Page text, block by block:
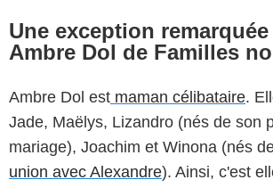
Une exception
Ambre Dol de Familles
Ambre Dol est maman célibataire.
Jade, Maëlys, Lizandro (nés de son
mariage), Joachim et Winona (nés
union avec Alexandre). Ainsi, c'est